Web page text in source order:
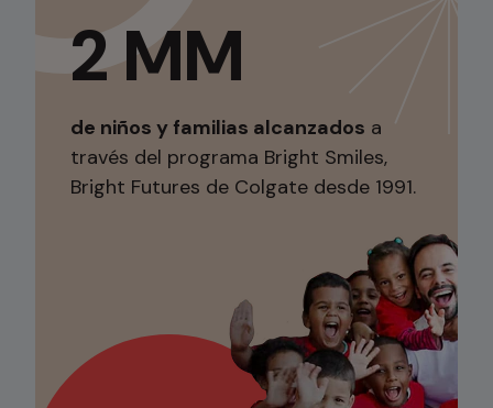
2 MM
de niños y familias alcanzados a
través del programa Bright Smiles,
Bright Futures de Colgate desde 1991.